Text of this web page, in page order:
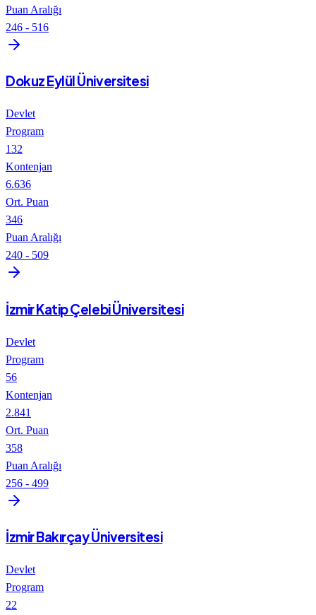
Puan Aralığı
246 - 516
Dokuz Eylül Üniversitesi
Devlet
Program
132
Kontenjan
6.636
Ort. Puan
346
Puan Aralığı
240 - 509
İzmir Katip Çelebi Üniversitesi
Devlet
Program
56
Kontenjan
2.841
Ort. Puan
358
Puan Aralığı
256 - 499
İzmir Bakırçay Üniversitesi
Devlet
Program
22